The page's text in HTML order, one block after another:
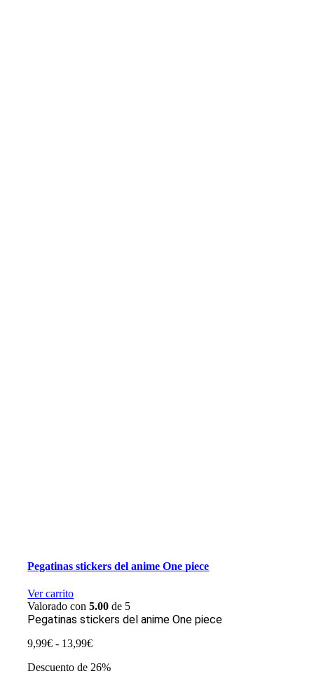
Pegatinas stickers del anime One piece
Ver carrito
Valorado con5.00 de 5
Pegatinas stickers del anime One piece
9,99€ - 13,99€Rango
precios:
Descuento de 26%